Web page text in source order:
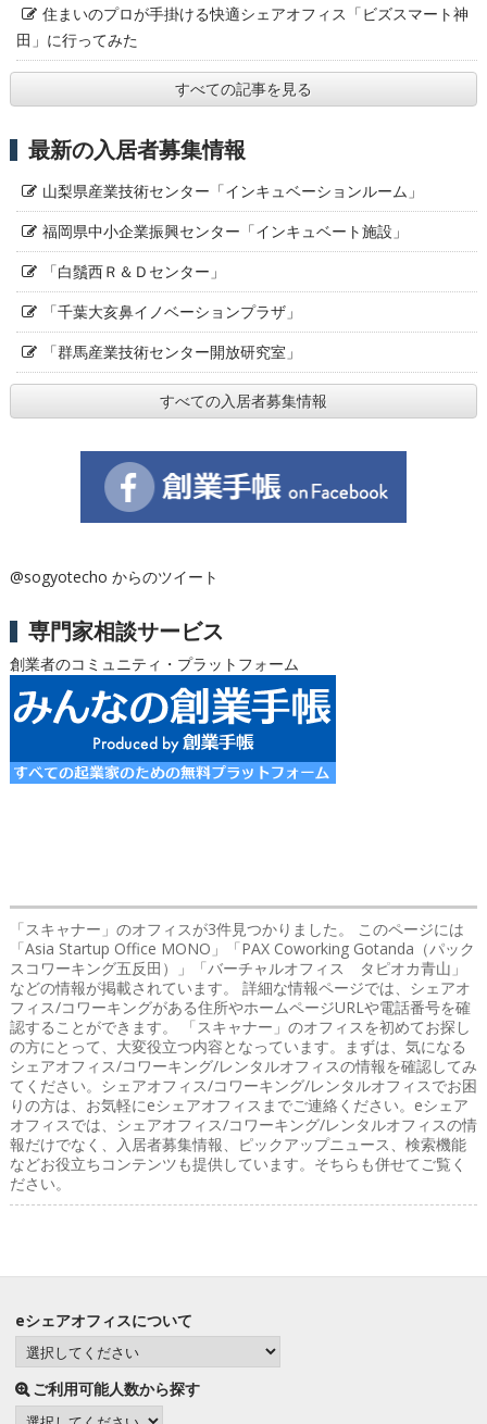
住まいのプロが手掛ける快適シェアオフィス「ビズスマート神
田」に行ってみた
すべての記事を見る
最新の入居者募集情報
山梨県産業技術センター「インキュベーションルーム」
福岡県中小企業振興センター「インキュベート施設」
「白鬚西Ｒ＆Ｄセンター」
「千葉大亥鼻イノベーションプラザ」
「群馬産業技術センター開放研究室」
すべての入居者募集情報
@sogyotecho からのツイート
専門家相談サービス
創業者のコミュニティ・プラットフォーム
「スキャナー」のオフィスが3件見つかりました。 このページには
「Asia Startup Office MONO」「PAX Coworking Gotanda（パック
スコワーキング五反田）」「バーチャルオフィス タピオカ青山」
などの情報が掲載されています。 詳細な情報ページでは、シェアオ
フィス/コワーキングがある住所やホームページURLや電話番号を確
認することができます。 「スキャナー」のオフィスを初めてお探し
の方にとって、大変役立つ内容となっています。まずは、気になる
シェアオフィス/コワーキング/レンタルオフィスの情報を確認してみ
てください。シェアオフィス/コワーキング/レンタルオフィスでお困
りの方は、お気軽にeシェアオフィスまでご連絡ください。eシェア
オフィスでは、シェアオフィス/コワーキング/レンタルオフィスの情
報だけでなく、入居者募集情報、ピックアップニュース、検索機能
などお役立ちコンテンツも提供しています。そちらも併せてご覧く
ださい。
eシェアオフィスについて
ご利用可能人数から探す